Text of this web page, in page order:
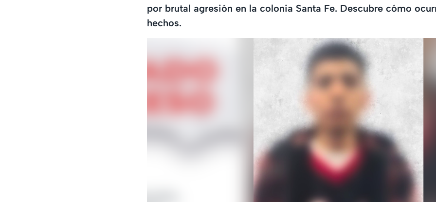
por brutal agresión en la colonia Santa Fe. Descubre cómo
hechos.